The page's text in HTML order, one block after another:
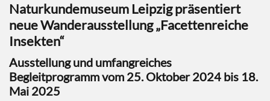
Naturkundemuseum Leipzig präsentiert
neue Wanderausstellung „Facettenreiche
Insekten“
Ausstellung und umfangreiches
Begleitprogramm vom 25. Oktober 2024 bis 18.
Mai 2025